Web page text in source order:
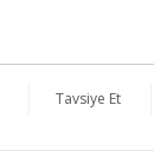
Tavsiye Et